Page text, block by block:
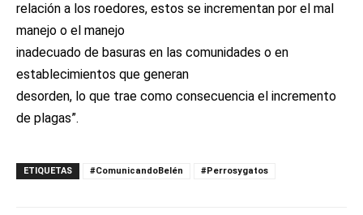
relación a los roedores, estos se incrementan por el mal
manejo o el manejo
inadecuado de basuras en las comunidades o en
establecimientos que generan
desorden, lo que trae como consecuencia el incremento
de plagas”.
ETIQUETAS #ComunicandoBelén #Perrosygatos